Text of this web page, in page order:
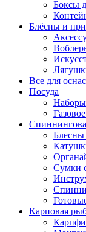
Боксы
Блёсны и
Все для
Посуда
Сумки
Карповая